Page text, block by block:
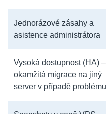
Jednorázové zásahy a
asistence administrátora
Vysoká dostupnost (HA) –
okamžitá migrace na jiný
server v případě problému